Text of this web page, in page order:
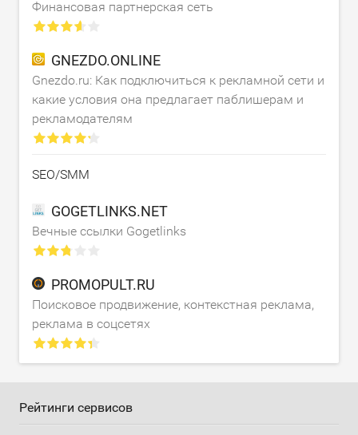
Финансовая партнерская сеть
GNEZDO.ONLINE
Gnezdo.ru: Как подключиться к рекламной сети и
какие условия она предлагает паблишерам и
рекламодателям
SEO/SMM
GOGETLINKS.NET
Вечные ссылки Gogetlinks
PROMOPULT.RU
Поисковое продвижение, контекстная реклама,
реклама в соцсетях
Рейтинги сервисов